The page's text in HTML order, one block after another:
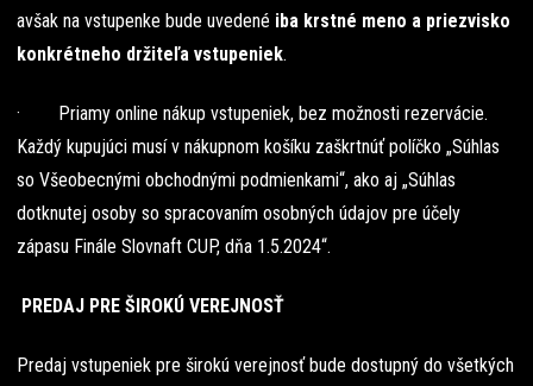
avšak na vstupenke bude uvedené iba krstné meno a priezvisko
konkrétneho držiteľa vstupeniek.
· Priamy online nákup vstupeniek, bez možnosti rezervácie.
Každý kupujúci musí v nákupnom košíku zaškrtnúť políčko „Súhlas
so Všeobecnými obchodnými podmienkami“, ako aj „Súhlas
dotknutej osoby so spracovaním osobných údajov pre účely
zápasu Finále Slovnaft CUP, dňa 1.5.2024“.
PREDAJ PRE ŠIROKÚ VEREJNOSŤ
Predaj vstupeniek pre širokú verejnosť bude dostupný do všetkých